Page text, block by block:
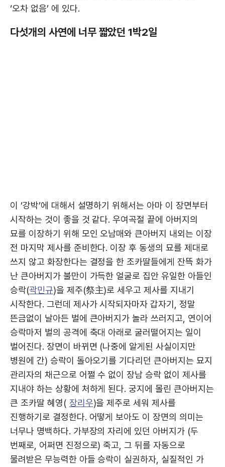
‘오차 없음’ 에 있다.
다섯개의 사연에 너무 짧았던 1박2일
이 ‘강박’에 대해서 설명하기 위해서는 아마 이 장면부터
시작하는 것이 좋을 것 같다. 우여곡절 끝에 아버지의
묘를 이장하기 위해 모인 오남매와 큰아버지 내외는 이장
전 마지막 제사를 준비한다. 이장 후 동생의 묘를 제대로
쓰지 않고 화장한다는 결정을 한 조카딸들에게 잔뜩 화가
난 큰아버지가 불만이 가득한 얼굴로 집안 유일한 아들인
승락(곽민규)을 제주(祭主)로 세우고 제사를 지내기
시작한다. 그런데 제사가 시작되자마자 갑자기, 정말
뜬금없이 날아든 벌에 큰아버지가 놀라 쓰러지고, 연이어
승락마저 벌의 공격에 축대 아래로 굴러떨어지는 일이
벌어진다. 장면이 바뀌면 (나중에 알게된 사실이지만
병원에 간) 승락이 돌아오기를 기다리던 큰아버지는 묘지
관리자의 채근으로 어쩔 수 없이 장남 승락 없이 제사를
지내야 하는 상황에 처하게 된다. 궁지에 몰린 큰아버지는
큰 조카딸 혜영( 장리우)을 제주로 세워 제사를
진행하기로 결정한다. 어떻게 보아도 이 장면의 의미는
너무나 명백하다. 가부장의 자리에 있던 아버지가 (두
번째로, 어쩌면 진정으로) 죽고, 그 뒤를 자동으로
물려받은 무능력한 아들 승락이 실권하자, 실질적인 가